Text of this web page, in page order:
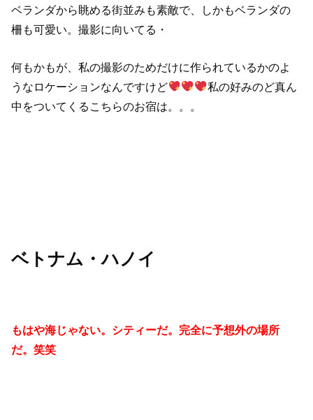
ベランダから眺める街並みも素敵で、しかもベランダの
柵も可愛い。撮影に向いてる・
何もかもが、私の撮影のためだけに作られているかのよ
うなロケーションなんですけど
私の好みのど真ん
中をついてくるこちらのお宿は。。。
ベトナム・ハノイ
もはや海じゃない。シティーだ。完全に予想外の場所
だ。笑笑